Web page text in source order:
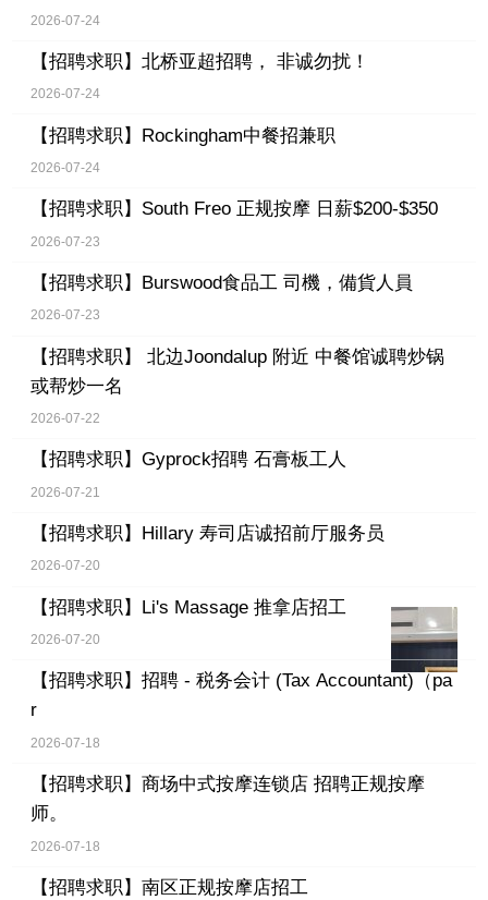
2026-07-24
【招聘求职】 北桥亚超招聘， 非诚勿扰！
2026-07-24
【招聘求职】 Rockingham中餐招兼职
2026-07-24
【招聘求职】 South Freo 正规按摩 日薪$200-$350
2026-07-23
【招聘求职】 Burswood食品工 司機，備貨人員
2026-07-23
【招聘求职】
北边Joondalup 附近 中餐馆诚聘炒锅
或帮炒一名
2026-07-22
【招聘求职】 Gyprock招聘 石膏板工人
2026-07-21
【招聘求职】 Hillary 寿司店诚招前厅服务员
2026-07-20
【招聘求职】 Li's Massage 推拿店招工
2026-07-20
【招聘求职】 招聘 - 税务会计 (Tax Accountant)（pa
r
2026-07-18
【招聘求职】 商场中式按摩连锁店 招聘正规按摩
师。
2026-07-18
【招聘求职】 南区正规按摩店招工